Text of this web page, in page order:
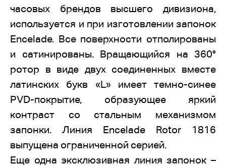
часовых брендов высшего дивизиона,
используется и при изготовлении запонок
Encelade. Все поверхности отполированы
и сатинированы. Вращающийся на 360°
ротор в виде двух соединенных вместе
латинских букв «L»
имеет темно-синее
PVD-покрытие, образующее яркий
контраст со стальным механизмом
запонки. Линия Encelade Rotor 1816
выпущена ограниченной серией.
Еще одна эксклюзивная линия запонок –